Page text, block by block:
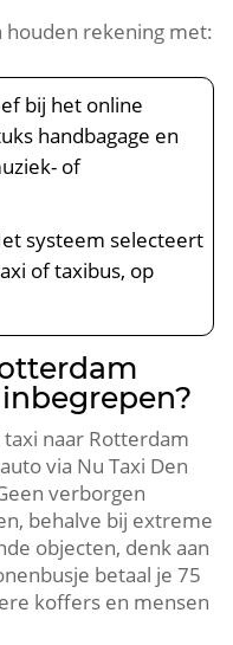
houden rekening met:
bij het online
handbagage en
of
systeem selecteert
of taxibus, op
naar Rotterdam
via Nu Taxi Den
verborgen
behalve bij extreme
objecten, denk aan
betaal je 75
koffers en mensen